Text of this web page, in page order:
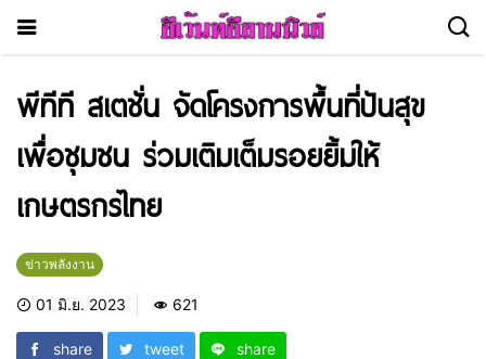
พีทีที สเตชั่น จัดโครงการพื้นที่ปันสุข
เพื่อชุมชน ร่วมเติมเต็มรอยยิ้มให้
เกษตรกรไทย
ข่าวพลังงาน
01 มิ.ย. 2023 621
share tweet share